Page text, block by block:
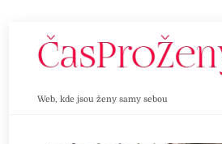
Web, kde jsou ženy samy sebou